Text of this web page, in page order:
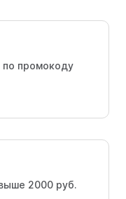
по промокоду
2000 руб.